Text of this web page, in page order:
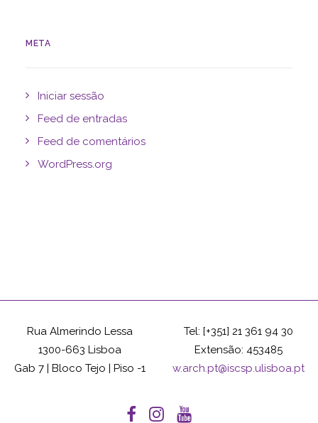
META
Iniciar sessão
Feed de entradas
Feed de comentários
WordPress.org
Rua Almerindo Lessa
1300-663 Lisboa
Gab 7 | Bloco Tejo | Piso -1
Tel: [+351] 21 361 94 30
Extensão: 453485
w.arch.pt@iscsp.ulisboa.pt